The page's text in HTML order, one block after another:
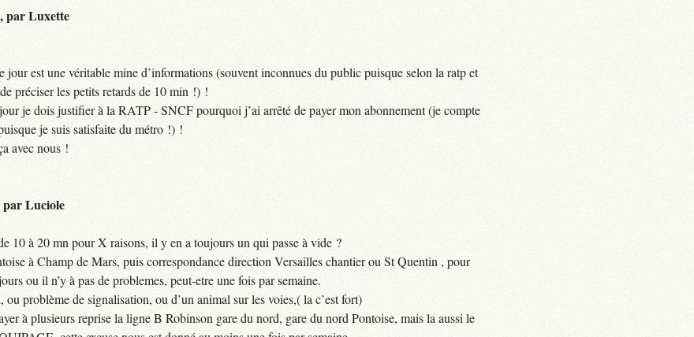
,parLuxette
est une véritable mine d’informations (souvent inconnues du public puisque selon la ratp et
préciser les petits retards de 10 min !) !
je dois justifier à la RATP - SNCF pourquoi j’ai arrêté de payer mon abonnement (je compte
je suis satisfaite du métro !) !
avec nous !
parLuciole
10 à 20 mn pour X raisons, il y en a toujours un qui passe à vide ?
à Champ de Mars, puis correspondance direction Versailles chantier ou St Quentin , pour
ou il n’y à pas de problemes, peut-etre une fois par semaine.
problème de signalisation, ou d’un animal sur les voies,( la c’est fort)
à plusieurs reprise la ligne B Robinson gare du nord, gare du nord Pontoise, mais la aussi le